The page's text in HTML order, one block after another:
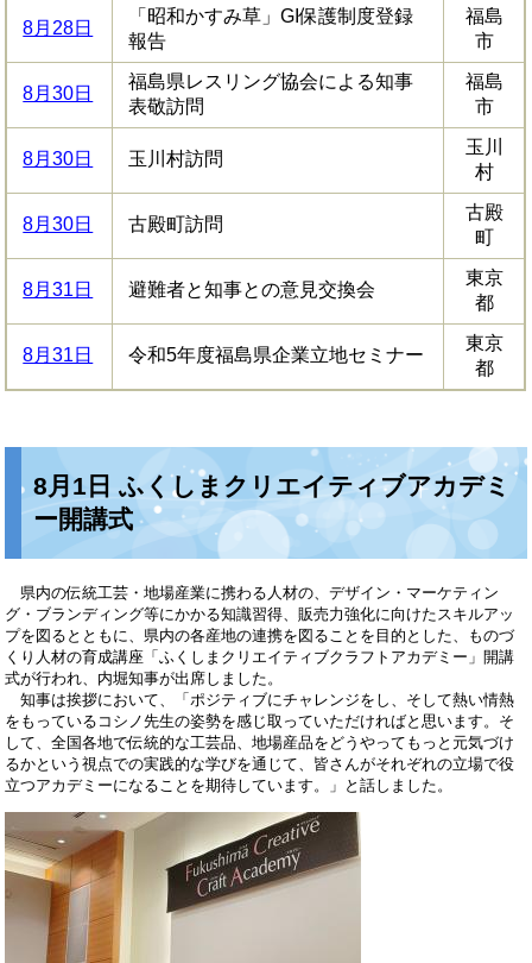
8月28日
「昭和かすみ草」GI保護制度登録
報告
福島
市
8月30日
福島県レスリング協会による知事
表敬訪問
福島
市
8月30日 玉川村訪問
玉川
村
8月30日 古殿町訪問
古殿
町
8月31日 避難者と知事との意見交換会
東京
都
8月31日 令和5年度福島県企業立地セミナー
東京
都
8月1日 ふくしまクリエイティブアカデミ
ー開講式
県内の伝統工芸・地場産業に携わる人材の、デザイン・マーケティン
グ・ブランディング等にかかる知識習得、販売力強化に向けたスキルアッ
プを図るとともに、県内の各産地の連携を図ることを目的とした、ものづ
くり人材の育成講座「ふくしまクリエイティブクラフトアカデミー」開講
式が行われ、内堀知事が出席しました。
知事は挨拶において、「ポジティブにチャレンジをし、そして熱い情熱
をもっているコシノ先生の姿勢を感じ取っていただければと思います。そ
して、全国各地で伝統的な工芸品、地場産品をどうやってもっと元気づけ
るかという視点での実践的な学びを通じて、皆さんがそれぞれの立場で役
立つアカデミーになることを期待しています。」と話しました。